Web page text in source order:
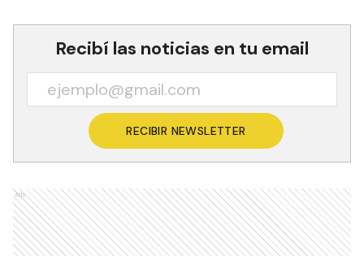
Recibí las noticias en tu email
RECIBIR NEWSLETTER
Ads